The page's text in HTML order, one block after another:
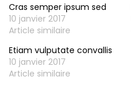
Cras semper ipsum sed
10 janvier 2017
Article similaire
Etiam vulputate convallis
10 janvier 2017
Article similaire